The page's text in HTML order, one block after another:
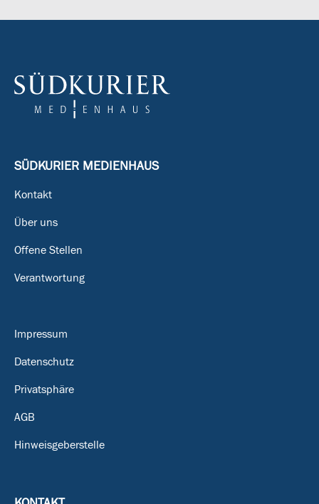
SÜDKURIER MEDIENHAUS
Kontakt
Über uns
Offene Stellen
Verantwortung
Impressum
Datenschutz
Privatsphäre
AGB
Hinweisgeberstelle